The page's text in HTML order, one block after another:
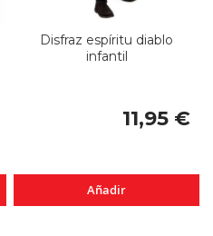
Disfraz espíritu diablo
infantil
11,95 €
Añadir